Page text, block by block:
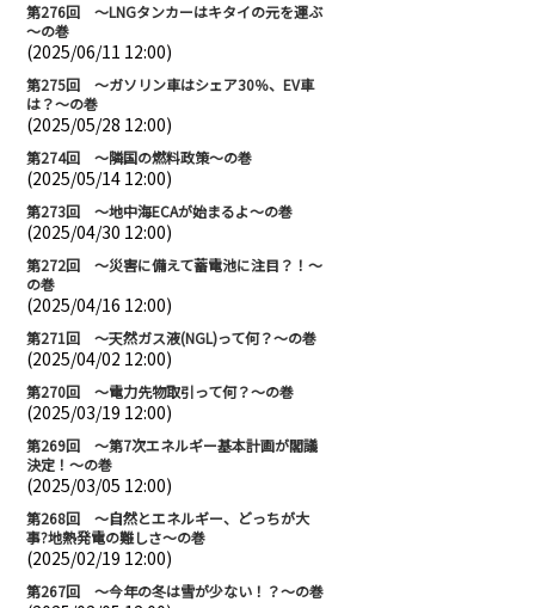
第276回 ～LNGタンカーはキタイの元を運ぶ
～の巻
(2025/06/11 12:00)
第275回 ～ガソリン車はシェア30％、EV車
は？～の巻
(2025/05/28 12:00)
第274回 ～隣国の燃料政策～の巻
(2025/05/14 12:00)
第273回 ～地中海ECAが始まるよ～の巻
(2025/04/30 12:00)
第272回 ～災害に備えて蓄電池に注目？！～
の巻
(2025/04/16 12:00)
第271回 ～天然ガス液(NGL)って何？～の巻
(2025/04/02 12:00)
第270回 ～電力先物取引って何？～の巻
(2025/03/19 12:00)
第269回 ～第7次エネルギー基本計画が閣議
決定！～の巻
(2025/03/05 12:00)
第268回 ～自然とエネルギー、どっちが大
事?地熱発電の難しさ～の巻
(2025/02/19 12:00)
第267回 ～今年の冬は雪が少ない！？～の巻